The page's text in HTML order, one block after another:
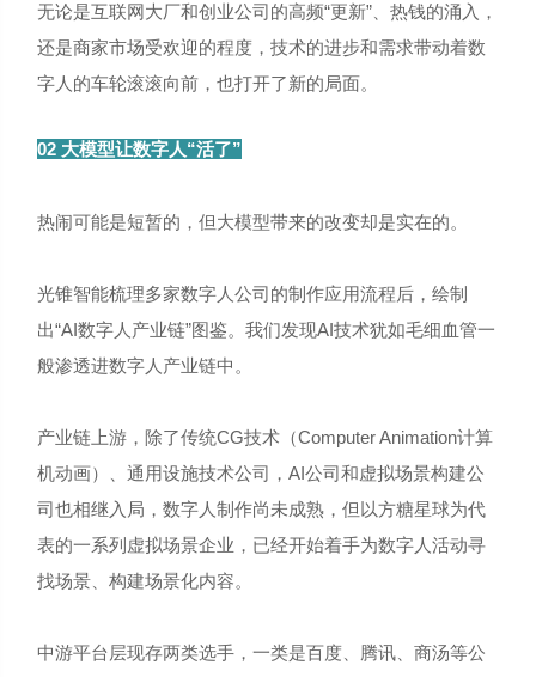
无论是互联网大厂和创业公司的高频“更新”、热钱的涌入，
还是商家市场受欢迎的程度，技术的进步和需求带动着数
字人的车轮滚滚向前，也打开了新的局面。
02 大模型让数字人“活了”
热闹可能是短暂的，但大模型带来的改变却是实在的。
光锥智能梳理多家数字人公司的制作应用流程后，绘制
出“AI数字人产业链”图鉴。我们发现AI技术犹如毛细血管一
般渗透进数字人产业链中。
产业链上游，除了传统CG技术（Computer Animation计算
机动画）、通用设施技术公司，AI公司和虚拟场景构建公
司也相继入局，数字人制作尚未成熟，但以方糖星球为代
表的一系列虚拟场景企业，已经开始着手为数字人活动寻
找场景、构建场景化内容。
中游平台层现存两类选手，一类是百度、腾讯、商汤等公